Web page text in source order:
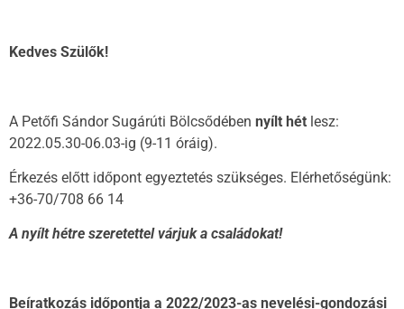
Kedves Szülők!
A Petőfi Sándor Sugárúti Bölcsődében nyílt hét lesz:
2022.05.30-06.03-ig (9-11 óráig).
Érkezés előtt időpont egyeztetés szükséges. Elérhetőségünk:
+36-70/708 66 14
A nyílt hétre szeretettel várjuk a családokat!
Beíratkozás időpontja a 2022/2023-as nevelési-gondozási